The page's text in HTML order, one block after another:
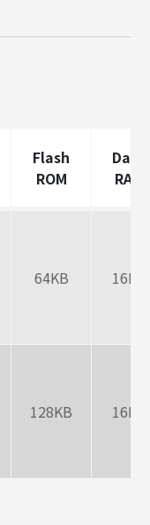
Flash
ROM
Data
RAM
64KB 16KB
128KB 16KB